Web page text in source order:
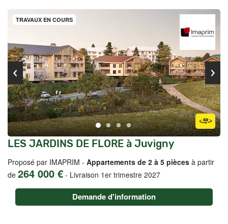
TRAVAUX EN COURS
LES JARDINS DE FLORE à Juvigny
Proposé par IMAPRIM - Appartements de 2 à 5 pièces à partir
de 264 000 € - Livraison 1er trimestre 2027
Demande d'information